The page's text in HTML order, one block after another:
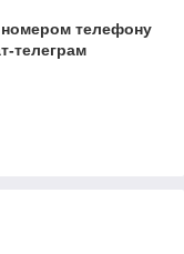
номером телефону
телеграм